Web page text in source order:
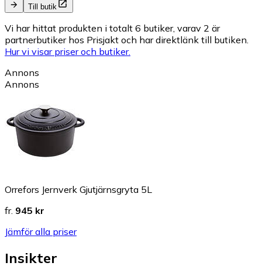
Till butik
Vi har hittat produkten i totalt 6 butiker, varav 2 är
partnerbutiker hos Prisjakt och har direktlänk till butiken.
Hur vi visar priser och butiker.
Annons
Annons
Orrefors Jernverk Gjutjärnsgryta 5L
fr. 945 kr
Jämför alla priser
Insikter